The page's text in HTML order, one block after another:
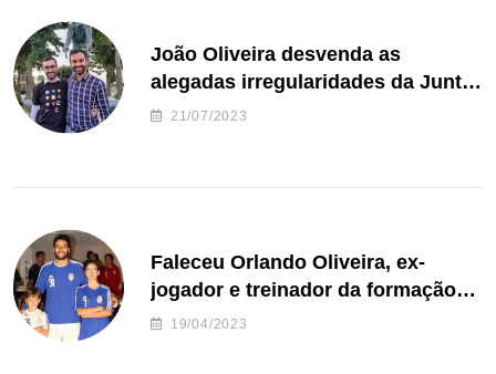
João Oliveira desvenda as
alegadas irregularidades da Junta
de Freguesia S. João de Ver
21/07/2023
Faleceu Orlando Oliveira, ex-
jogador e treinador da formação
de andebol do Feirense
19/04/2023